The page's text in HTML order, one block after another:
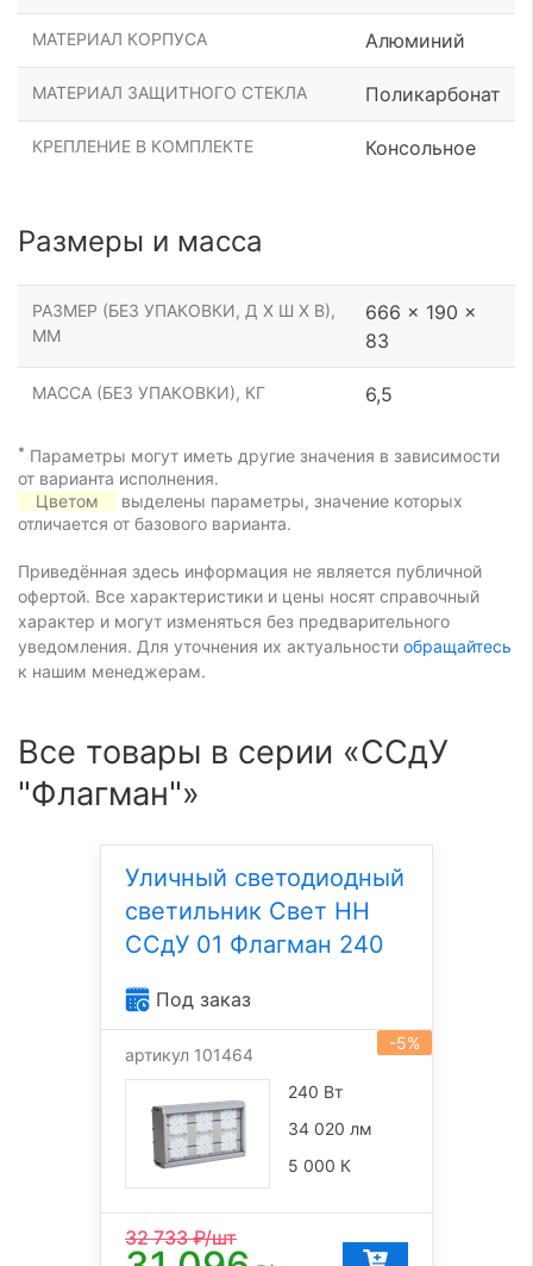
МАТЕРИАЛ КОРПУСА Алюминий
МАТЕРИАЛ ЗАЩИТНОГО СТЕКЛА Поликарбонат
КРЕПЛЕНИЕ В КОМПЛЕКТЕ Консольное
Размеры и масса
РАЗМЕР (БЕЗ УПАКОВКИ, Д Х Ш Х В),
ММ
666 x 190 x
83
МАССА (БЕЗ УПАКОВКИ), КГ 6,5
* Параметры могут иметь другие значения в зависимости
от варианта исполнения.
Цветом
выделены параметры, значение которых
отличается от базового варианта.
Приведённая здесь информация не является публичной
офертой. Все характеристики и цены носят справочный
характер и могут изменяться без предварительного
уведомления. Для уточнения их актуальности обращайтесь
к нашим менеджерам.
Все товары в серии «ССдУ
"Флагман"»
Уличный светодиодный
светильник Свет НН
ССдУ 01 Флагман 240
Под заказ
-5%
артикул 101464
240 Вт
34 020 лм
5 000 К
32 733₽/шт